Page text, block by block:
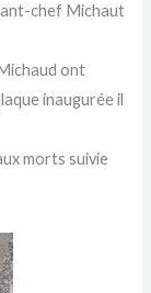
chef Michaut
ont
inaugurée il
morts suivie